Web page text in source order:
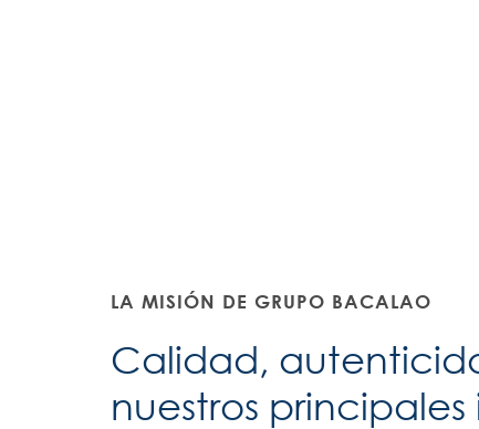
LA MISIÓN DE GRUPO BACALAO
Calidad,
nuestros